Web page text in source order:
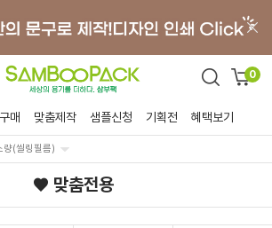
0
매 맞춤제작 샘플신청 기획전 혜택보기
량(씰링필름)
♥ 맞춤전용